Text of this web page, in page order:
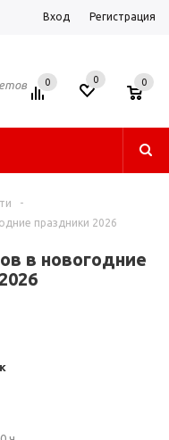
Вход Регистрация
0 0 0
-
праздники 2026
в новогодние